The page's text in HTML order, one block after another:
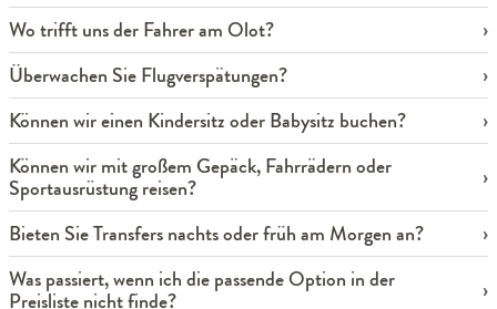
Wo trifft uns der Fahrer am Olot?
Überwachen Sie Flugverspätungen?
Können wir einen Kindersitz oder Babysitz buchen?
Können wir mit großem Gepäck, Fahrrädern oder
Sportausrüstung reisen?
Bieten Sie Transfers nachts oder früh am Morgen an?
Was passiert, wenn ich die passende Option in der
Preisliste nicht finde?